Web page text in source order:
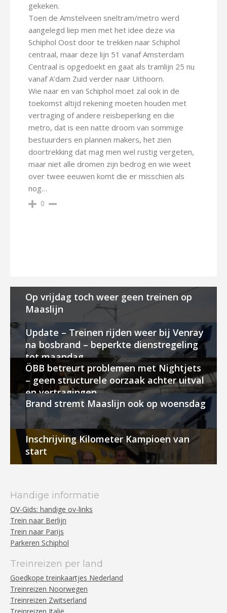
gekeken.
Toen de Amstelveen sneltram/metro werd
aangelegd liep men met het idee deze via
Schiphol Oost door te trekken naar Schiphol
centraal, maar deze lijn 51 vanaf Amsterdam
Centraal is opgedoekt en gaat als tramlijn 25 nu
vanaf A’dam Zuid verder naar Uithoorn.
Wie naar en van Schiphol moet zal ook in de
toekomst altijd rekening moeten houden met
vertraging of andere reisbeperking en die
metro, dat is een natte droom van sommige
bestuurders en plannen makers, het zien
doortrekking dat mag men wel rustig vergeten,
maar niet alle dromen zijn bedrog en wie weet
over twee eeuwen komt die er misschien als
nog…
0
Op vrijdag toch weer geen treinen op
Maaslijn
Update – Treinen rijden weer bij Venray
na bosbrand – beperkte dienstregeling
tot maandag
ÖBB betreurt problemen met Nightjets
– geen structurele oorzaak achter uitval
en vertragingen
Brand stremt Maaslijn ook op woensdag
Inschrijving Kilometer Kampioen van
start
Handige informatie
OV-Gids: handige ov-links
Trein naar Berlijn
Trein naar Parijs
Parkeren Schiphol
Treinreizen per land
Goedkope treinkaartjes Nederland
Treinreizen Noorwegen
Treinreizen Zwitserland